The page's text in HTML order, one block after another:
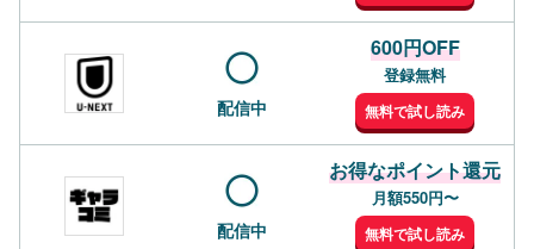
配信中
600円OFF
登録無料
無料で試し読み
配信中
お得なポイント還元
月額550円〜
無料で試し読み